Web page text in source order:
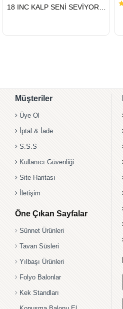
GÖNDERİ
Müşteriler
Üye Ol
İptal & İade
S.S.S
Kullanıcı Güvenliği
Site Haritası
İletişim
Öne Çıkan Sayfalar
Sünnet Ürünleri
Tavan Süsleri
Yılbaşı Ürünleri
Folyo Balonlar
Kek Standları